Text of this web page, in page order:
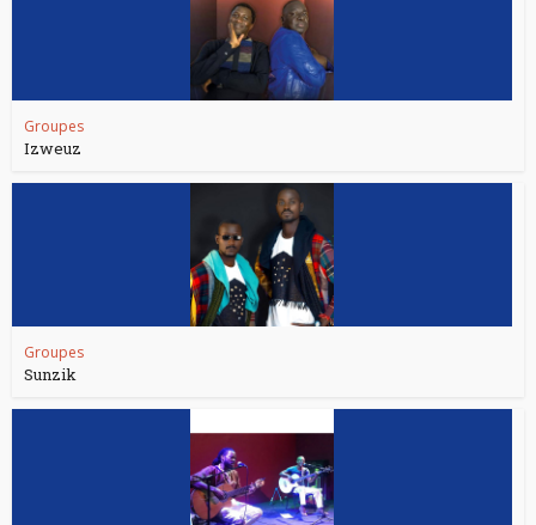
Groupes
Izweuz
Groupes
Sunzik